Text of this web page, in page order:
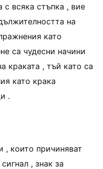
с всяка стъпка , вие
на
като
са чудесни начини
краката , тъй като са
като крака
.
, които причиняват
, знак за